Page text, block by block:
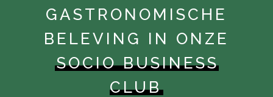
GASTRONOMISCHE
BELEVING IN ONZE
SOCIO BUSINESS
CLUB